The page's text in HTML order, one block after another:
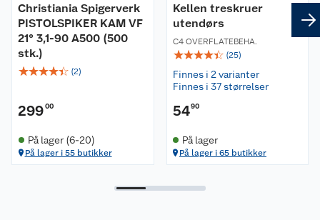
Christiania Spigerverk
PISTOLSPIKER KAM VF
21° 3,1-90 A500 (500
stk.)
☆☆☆☆☆ (2)
29900
På lager (6-20)
På lager i 55 butikker
Kellen treskruer
utendørs
C4 OVERFLATEBEHA.
☆☆☆☆☆ (25)
Finnes i 2 varianter
Finnes i 37 størrelser
5490
På lager
På lager i 65 butikker